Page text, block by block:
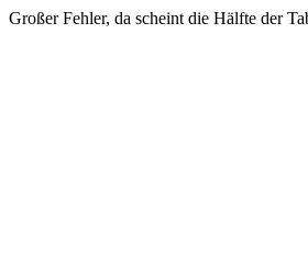
Großer Fehler, da scheint die Hälfte der